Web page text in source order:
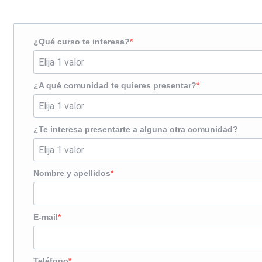
¿Qué curso te interesa?
¿A qué comunidad te quieres presentar?
¿Te interesa presentarte a alguna otra comunidad?
Nombre y apellidos
E-mail